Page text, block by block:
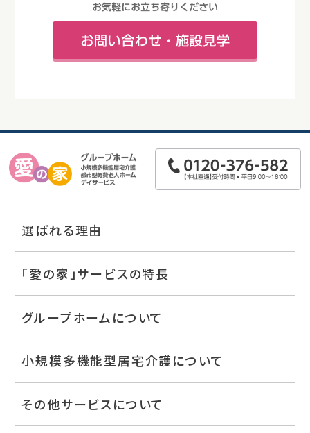
選ばれる理由
「愛の家」サービスの特長
グループホームについて
小規模多機能型居宅介護について
その他サービスについて